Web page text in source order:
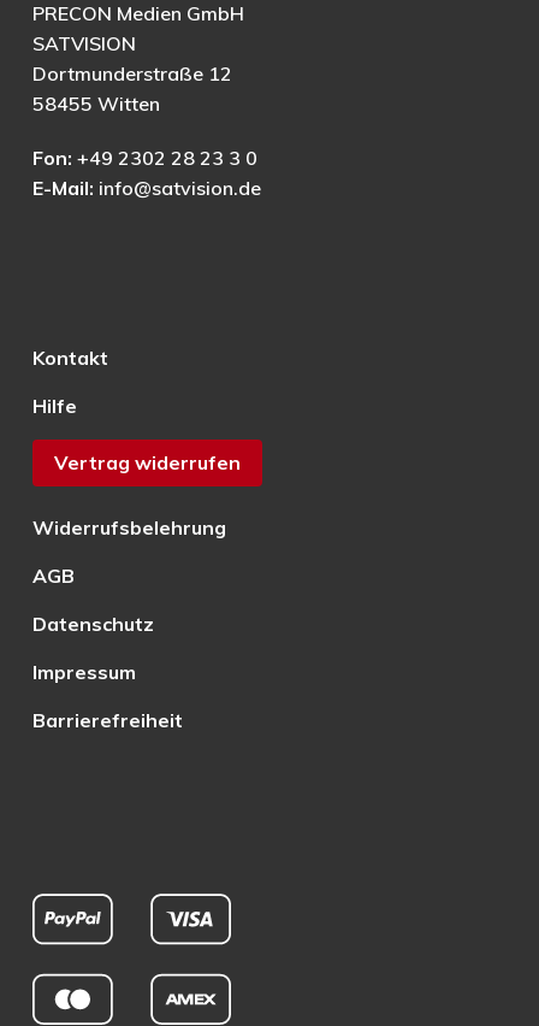
PRECON Medien GmbH
SATVISION
Dortmunderstraße 12
58455 Witten
Fon: +49 2302 28 23 3 0
E-Mail: info@satvision.de
Kontakt
Hilfe
Vertrag widerrufen
Widerrufsbelehrung
AGB
Datenschutz
Impressum
Barrierefreiheit